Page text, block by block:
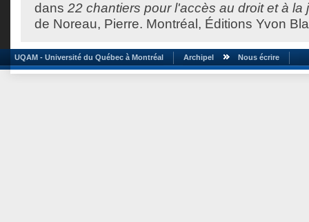
dans 22 chantiers pour l'accès au droit et à la
de Noreau, Pierre. Montréal, Éditions Yvon
UQAM - Université du Québec à Montréal Archipel Nous écrire